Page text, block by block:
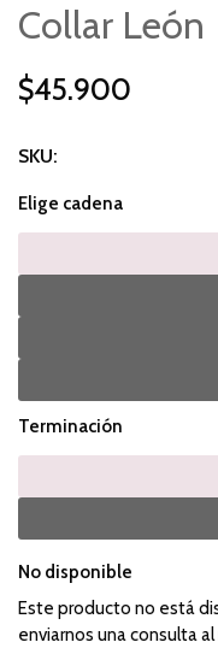
Collar León
$45.900
SKU:
Elige cadena
Terminación
No disponible
Este producto no está
enviarnos una consulta